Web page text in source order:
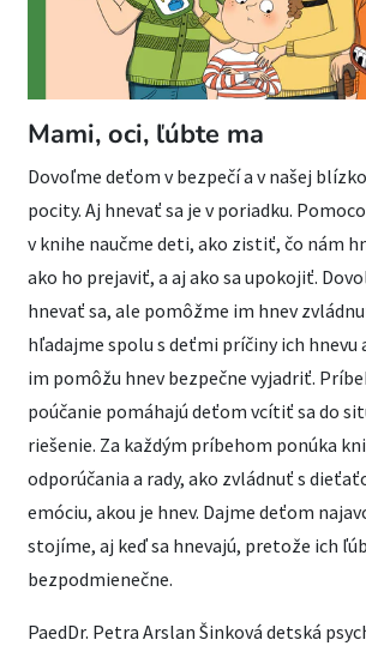
Mami, oci, ľúbte ma
Dovoľme deťom v bezpečí a v našej
pocity. Aj hnevať sa je v poriadku.
v knihe naučme deti, ako zistiť, čo nám
ako ho prejaviť, a aj ako sa upokojiť.
hnevať sa, ale pomôžme im hnev
hľadajme spolu s deťmi príčiny ich hnevu
im pomôžu hnev bezpečne vyjadriť.
poúčanie pomáhajú deťom vcítiť sa do
riešenie. Za každým príbehom ponúka
odporúčania a rady, ako zvládnuť s
emóciu, akou je hnev. Dajme deťom
stojíme, aj keď sa hnevajú, pretože ich
bezpodmienečne.
PaedDr. Petra Arslan Šinková detská